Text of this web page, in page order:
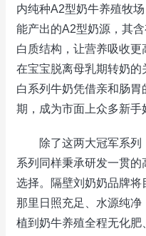
内纯种A2型奶牛养殖牧
能产出的A2型奶源，其
白质结构，让营养吸收
在宝宝脱离母乳期转奶
白系列牛奶凭借亲和肠
期，成为市面上众多新手
除了这两大冠军系列
系列同样秉承研发一贯
选择。隔壁刘奶奶品牌将
那里日照充足、水源纯
植到奶牛养殖全程无化